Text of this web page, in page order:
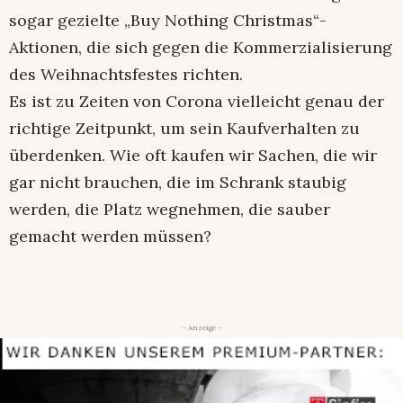
sogar gezielte „Buy Nothing Christmas“-
Aktionen, die sich gegen die Kommerzialisierung
des Weihnachtsfestes richten.
Es ist zu Zeiten von Corona vielleicht genau der
richtige Zeitpunkt, um sein Kaufverhalten zu
überdenken. Wie oft kaufen wir Sachen, die wir
gar nicht brauchen, die im Schrank staubig
werden, die Platz wegnehmen, die sauber
gemacht werden müssen?
- Anzeige -